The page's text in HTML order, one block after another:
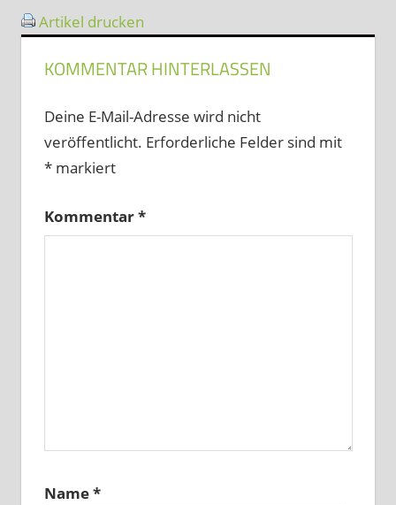
Artikel drucken
KOMMENTAR HINTERLASSEN
Deine E-Mail-Adresse wird nicht
veröffentlicht. Erforderliche Felder sind mit
*markiert
Kommentar*
Name*